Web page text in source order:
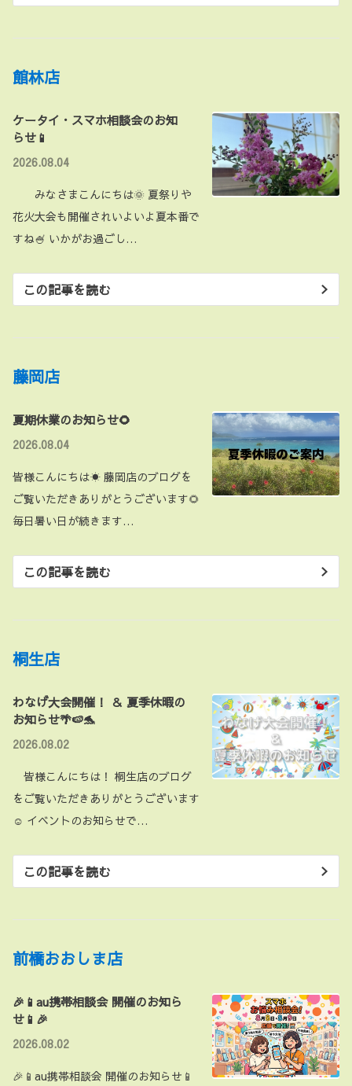
館林店
ケータイ・スマホ相談会のお知
らせ📱
2026.08.04
みなさまこんにちは🌞 夏祭りや
花火大会も開催されいよいよ夏本番で
すね🍧 いかがお過ごし…
この記事を読む
藤岡店
夏期休業のお知らせ🌻
2026.08.04
皆様こんにちは☀ 藤岡店のブログを
ご覧いただきありがとうございます🌻
毎日暑い日が続きます…
この記事を読む
桐生店
わなげ大会開催！ ＆ 夏季休暇の
お知らせ🌴🍉🐬
2026.08.02
皆様こんにちは！ 桐生店のブログ
をご覧いただきありがとうございます
☺ イベントのお知らせで…
この記事を読む
前橋おおしま店
🎉📱au携帯相談会 開催のお知ら
せ📱🎉
2026.08.02
🎉📱au携帯相談会 開催のお知らせ📱